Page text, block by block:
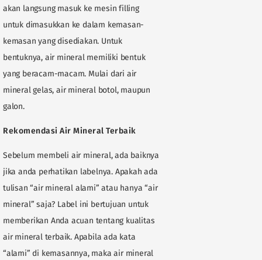
akan langsung masuk ke mesin filling
untuk dimasukkan ke dalam kemasan-
kemasan yang disediakan. Untuk
bentuknya, air mineral memiliki bentuk
yang beracam-macam. Mulai dari air
mineral gelas, air mineral botol, maupun
galon.
Rekomendasi Air Mineral Terbaik
Sebelum membeli air mineral, ada baiknya
jika anda perhatikan labelnya. Apakah ada
tulisan “air mineral alami” atau hanya “air
mineral” saja? Label ini bertujuan untuk
memberikan Anda acuan tentang kualitas
air mineral terbaik. Apabila ada kata
“alami” di kemasannya, maka air mineral